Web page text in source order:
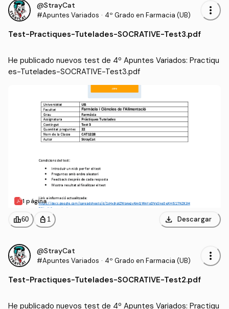
@StrayCat
#Apuntes Variados · 4º Grado en Farmacia (UB) more_vert
Test-Practiques-Tutelades-SOCRATIVE-Test3.pdf
He publicado nuevos test de 4º Apuntes Variados: Practiqu
es-Tutelades-SOCRATIVE-Test3.pdf
1 página
leaderboard60 personal_bag 1 download Descargar
@StrayCat
#Apuntes Variados · 4º Grado en Farmacia (UB) more_vert
Test-Practiques-Tutelades-SOCRATIVE-Test2.pdf
He publicado nuevos test de 4º Apuntes Variados: Practiqu